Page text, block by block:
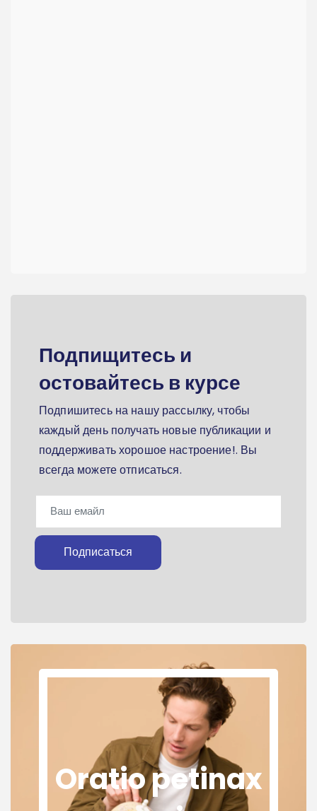
Подпищитесь и
остовайтесь в курсе
Подпишитесь на нашу рассылку, чтобы
каждый день получать новые публикации и
поддерживать хорошое настроение!. Вы
всегда можете отписаться.
Подписаться
Oratio petinax